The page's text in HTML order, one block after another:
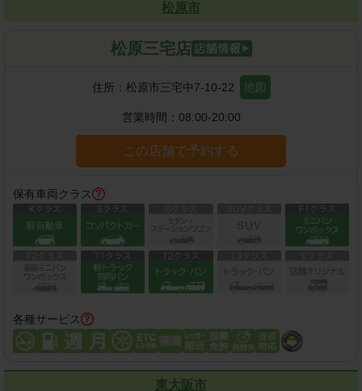
松原市
松原三宅店
住所： 松原市三宅中7-10-22 地図
営業時間： 08:00-20:00
この店舗で予約する
保有車両クラス
各種サービス
東大阪市